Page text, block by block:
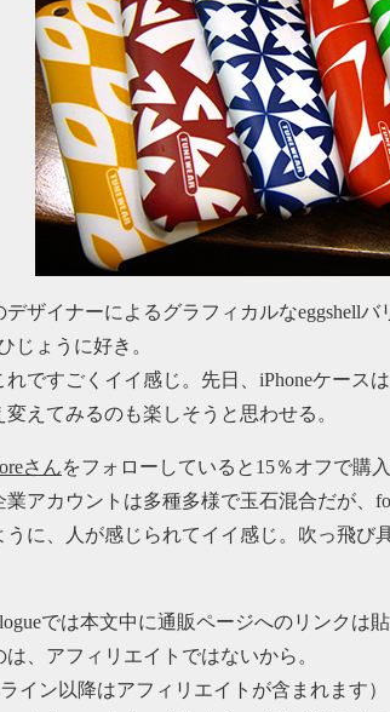
ザイナーによるグラフィカルなeggshellバ
じょうに好き。
ですごくイイ感じ。先日、iPhoneケースは
えてみるのも楽しそうと思わせる。
さんをフォローしていると15％オフで購
アカウントは多種多様で玉石混合だが、
うに、人が感じられてイイ感じ。吹っ飛び
では本文中に通販ページへのリンクは
は、アフィリエイトではないから。
ライン以降はアフィリエイトが含まれます）